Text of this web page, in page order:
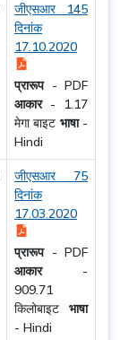
जीएसआर 145
दिनांक
17.10.2020
प्रारूप- PDF
आकार -
1.17
मेगा बाइट भाषा-
Hindi
जीएसआर 75
दिनांक
17.03.2020
प्रारूप- PDF
आकार -
909.71
किलोबाइट भाषा
- Hindi